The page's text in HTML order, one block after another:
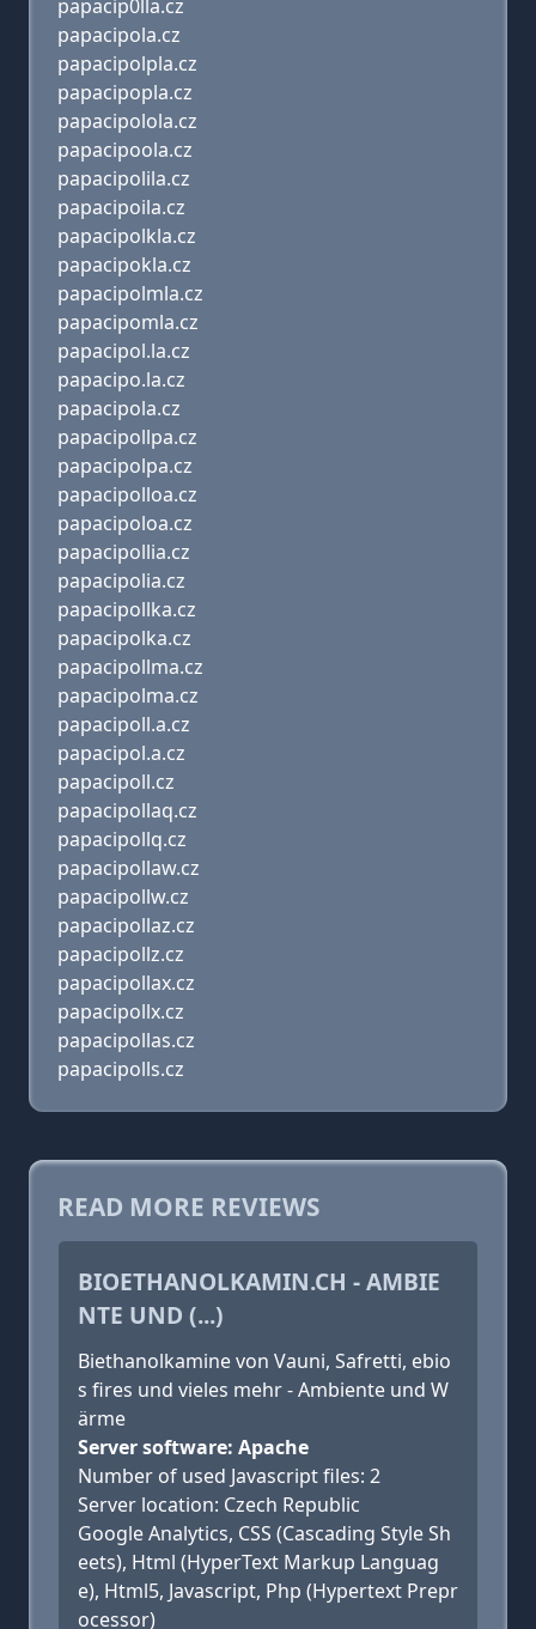
papacip0lla.cz
papacipola.cz
papacipolpla.cz
papacipopla.cz
papacipolola.cz
papacipoola.cz
papacipolila.cz
papacipoila.cz
papacipolkla.cz
papacipokla.cz
papacipolmla.cz
papacipomla.cz
papacipol.la.cz
papacipo.la.cz
papacipola.cz
papacipollpa.cz
papacipolpa.cz
papacipolloa.cz
papacipoloa.cz
papacipollia.cz
papacipolia.cz
papacipollka.cz
papacipolka.cz
papacipollma.cz
papacipolma.cz
papacipoll.a.cz
papacipol.a.cz
papacipoll.cz
papacipollaq.cz
papacipollq.cz
papacipollaw.cz
papacipollw.cz
papacipollaz.cz
papacipollz.cz
papacipollax.cz
papacipollx.cz
papacipollas.cz
papacipolls.cz
READ MORE REVIEWS
BIOETHANOLKAMIN.CH - AMBIE
NTE UND (...)
Biethanolkamine von Vauni, Safretti, ebio
s fires und vieles mehr - Ambiente und W
ärme
Server software: Apache
Number of used Javascript files: 2
Server location: Czech Republic
Google Analytics, CSS (Cascading Style Sh
eets), Html (HyperText Markup Languag
e), Html5, Javascript, Php (Hypertext Prepr
ocessor)